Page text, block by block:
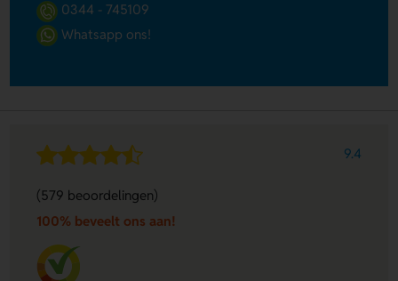
0344 - 745109
Whatsapp ons!
9.4
(579 beoordelingen)
100% beveelt ons aan!